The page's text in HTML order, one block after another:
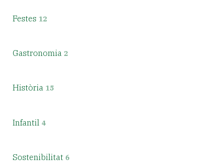
Festes 12
Gastronomia 2
Història 15
Infantil 4
Sostenibilitat 6